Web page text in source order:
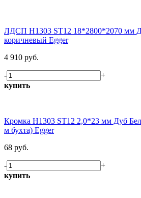
ЛДСП H1303 ST12 18*2800*2070 мм
коричневый Egger
4 910 руб.
-
+
купить
Кромка H1303 ST12 2,0*23 мм Дуб
м бухта) Egger
68 руб.
-
+
купить